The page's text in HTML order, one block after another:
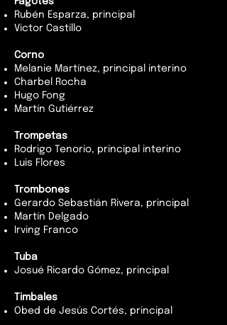
Rubén Esparza, principal
Victor Castillo
Corno
Melanie Martínez, principal interino
Charbel Rocha
Hugo Fong
Martín Gutiérrez
Trompetas
Rodrigo Tenorio, principal interino
Luis Flores
Trombones
Gerardo Sebastián Rivera, principal
Martín Delgado
Irving Franco
Tuba
Josué Ricardo Gómez, principal
Timbales
Obed de Jesús Cortés, principal